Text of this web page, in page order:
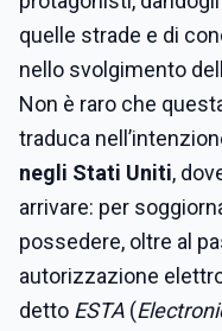
quelle strade e di
nello svolgimento
Non è raro che
traduca
negli Stati Uniti,
arrivare: per
possedere, oltre al
autorizzazione
detto ESTA (